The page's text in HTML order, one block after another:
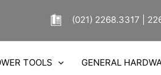
(021) 2268.3317 |
TOOLS GENERAL